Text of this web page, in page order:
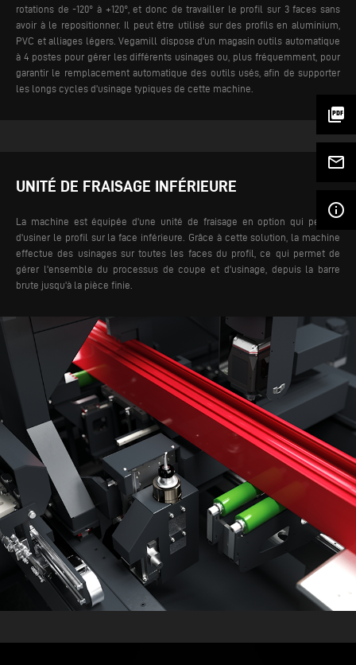
picture_as_pdf
mail_outline
info_outline
rotations de -120° à +120°, et donc de travailler le profil sur 3 faces sans
avoir à le repositionner. Il peut être utilisé sur des profils en aluminium,
PVC et alliages légers. Vegamill dispose d'un magasin outils automatique
à 4 postes pour gérer les différents usinages ou, plus fréquemment, pour
garantir le remplacement automatique des outils usés, afin de supporter
les longs cycles d'usinage typiques de cette machine.
UNITÉ DE FRAISAGE INFÉRIEURE
La machine est équipée d'une unité de fraisage en option qui permet
d'usiner le profil sur la face inférieure. Grâce à cette solution, la machine
effectue des usinages sur toutes les faces du profil, ce qui permet de
gérer l'ensemble du processus de coupe et d'usinage, depuis la barre
brute jusqu'à la pièce finie.